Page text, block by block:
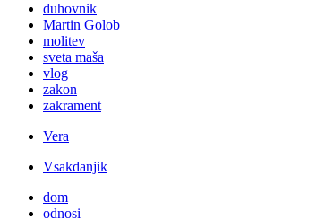
duhovnik
Martin Golob
molitev
sveta maša
vlog
zakon
zakrament
Vera
Vsakdanjik
dom
odnosi